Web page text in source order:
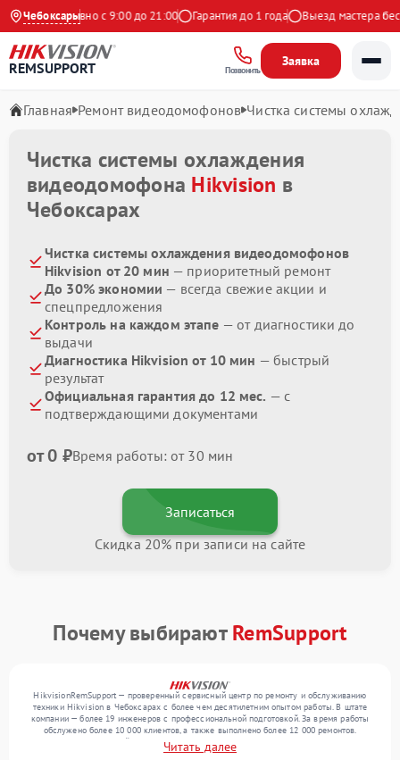
Чебоксары
Ежедневно с 9:00 до 21:00 Гарантия до 1 года Выезд мастера
REMSUPPORT Позвонить
Заявка
Главная Ремонт видеодомофонов Чистка системы
Чистка системы охлаждения
видеодомофона Hikvision в
Чебоксарах
Чистка системы охлаждения видеодомофонов
Hikvision от 20 мин — приоритетный ремонт
До 30% экономии — всегда свежие акции и
спецпредложения
Контроль на каждом этапе — от диагностики до
выдачи
Диагностика Hikvision от 10 мин — быстрый
результат
Официальная гарантия до 12 мес. — с
подтверждающими документами
от 0 ₽Время работы: от 30 мин
Записаться
Скидка 20% при записи на сайте
Почему выбираютRemSupport
HikvisionRemSupport — проверенный сервисный центр по ремонту и обслуживанию
техники Hikvision в Чебоксарах с более чем десятилетним опытом работы. В штате
компании — более 19 инженеров с профессиональной подготовкой. За время работы
обслужено более 10 000 клиентов, а также выполнено более 12 000 ремонтов.
Ежемесячно в сервисный центр поступает свыше 300 единиц техники, включая , , . Мы
беремся за задачи любой сложности и поддерживаем высокий стандарт качества
Читать далее